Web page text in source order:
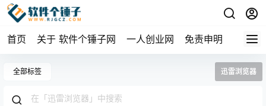
首页 关于 软件个锤子网 一人创业网 免责申明
全部标签 迅雷浏览器